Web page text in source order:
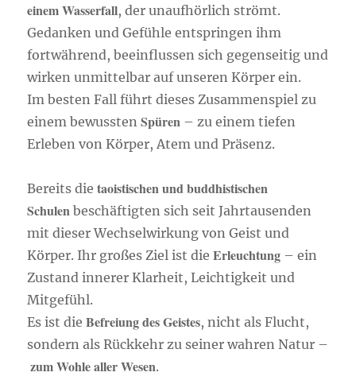
einem Wasserfall, der unaufhörlich strömt.
Gedanken und Gefühle entspringen ihm
fortwährend, beeinflussen sich gegenseitig und
wirken unmittelbar auf unseren Körper ein.
Im besten Fall führt dieses Zusammenspiel zu
einem bewusstenSpüren – zu einem tiefen
Erleben von Körper, Atem und Präsenz.
Bereits dietaoistischen und buddhistischen
Schulen beschäftigten sich seit Jahrtausenden
mit dieser Wechselwirkung von Geist und
Körper. Ihr großes Ziel ist dieErleuchtung – ein
Zustand innerer Klarheit, Leichtigkeit und
Mitgefühl.
Es ist dieBefreiung des Geistes, nicht als Flucht,
sondern als Rückkehr zu seiner wahren Natur –
zum Wohle aller Wesen.